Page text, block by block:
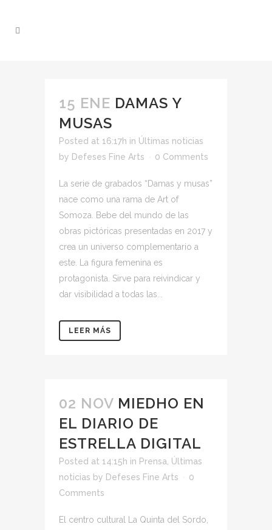
15 ENE DAMAS Y
MUSAS
Posted at 16:17h in Últimas noticias
by Defeses Fine Arts 0 Comments
La serie de grabados “Damas y musas”
nace como una rama de Art of
Somoza. Bebe del mundo de las
obras pictóricas presentadas en 2017 y
crea un universo complementario a
este. La figura femenina es
protagonista. Sirve para reivindicar y
dar visibilidad a todas las...
LEER MÁS
02 NOV MIEDHO EN
EL DIARIO DE
ESTRELLA DIGITAL
Posted at 14:15h in Prensa Últimas
noticias by Defeses Fine Arts
0
Comments
El centro cultural La Quinta del Sordo,